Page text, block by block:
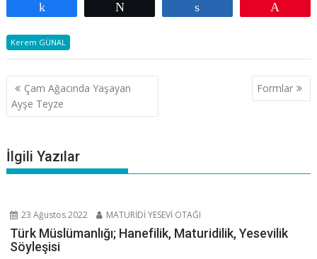
Kerem GÜNAL
Yazı
gezinmesi
Çam Ağacında Yaşayan
Ayşe Teyze
Formlar
İlgili Yazılar
23 Ağustos 2022 MATURİDİ YESEVİ OTAĞI
Türk Müslümanlığı; Hanefilik, Maturidilik, Yesevilik
Söyleşisi